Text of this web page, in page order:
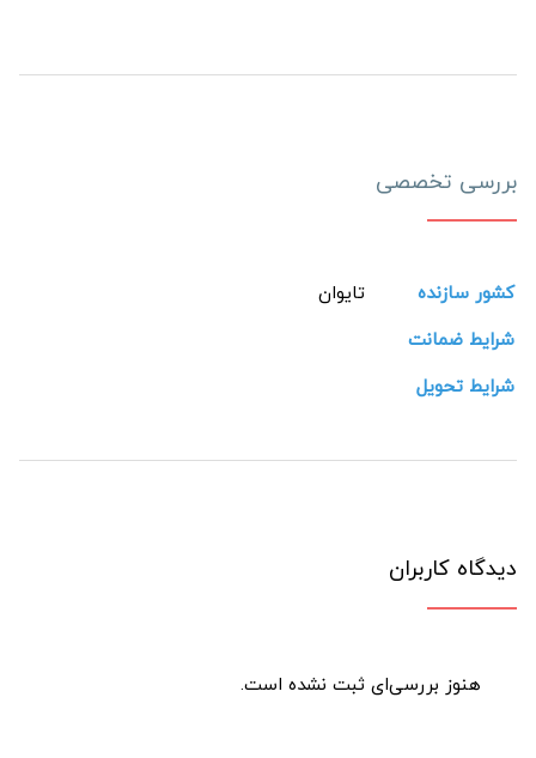
بررسی تخصصی
کشور سازنده
تایوان
شرایط ضمانت
شرایط تحویل
دیدگاه کاربران
هنوز بررسی‌ای ثبت نشده است.